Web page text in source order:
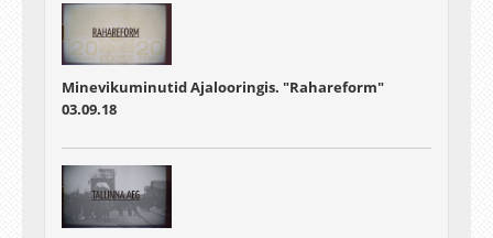
Minevikuminutid Ajalooringis. "Rahareform"
03.09.18